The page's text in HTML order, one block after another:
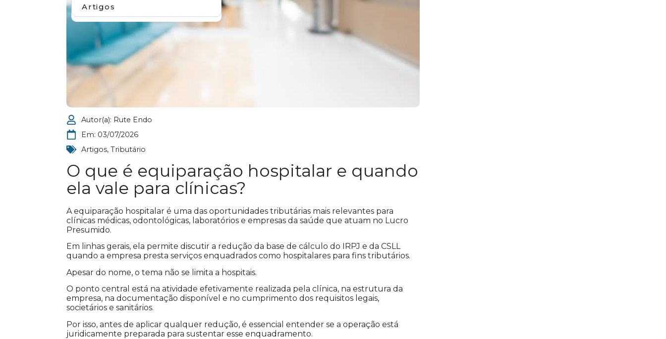
Autor(a): Rute Endo
Em: 03/07/2026
Artigos,Tributário
O que é equiparação hospitalar e quando
ela vale para clínicas?
A equiparação hospitalar é uma das oportunidades tributárias mais relevantes para
clínicas médicas, odontológicas, laboratórios e empresas da saúde que atuam no Lucro
Presumido.
Em linhas gerais, ela permite discutir a redução da base de cálculo do IRPJ e da CSLL
quando a empresa presta serviços enquadrados como hospitalares para fins tributários.
Apesar do nome, o tema não se limita a hospitais.
O ponto central está na atividade efetivamente realizada pela clínica, na estrutura da
empresa, na documentação disponível e no cumprimento dos requisitos legais,
societários e sanitários.
Por isso, antes de aplicar qualquer redução, é essencial entender se a operação está
juridicamente preparada para sustentar esse enquadramento.
Artigos